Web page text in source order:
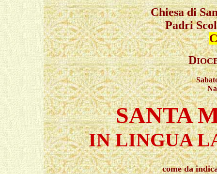
Chiesa di
Padri
D
SANTA
IN LINGUA
come da